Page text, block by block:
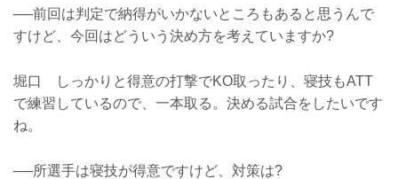
──前回は判定で納得がいかないところもあると思うんで
すけど、今回はどういう決め方を考えていますか?
堀口 しっかりと得意の打撃でKO取ったり、寝技もATT
で練習しているので、一本取る。決める試合をしたいです
ね。
──所選手は寝技が得意ですけど、対策は?